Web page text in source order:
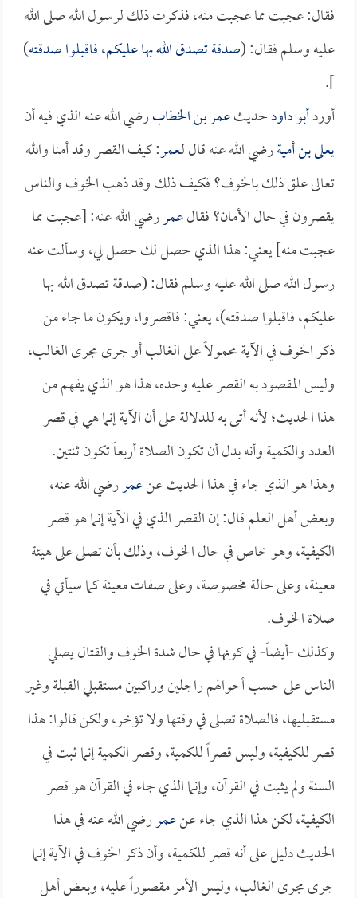
فقال: عجبت مما عجبت منه، فذكرت ذلك لرسول الله صلى الله
عليه وسلم فقال: (صدقة تصدق الله بها عليكم، فاقبلوا صدقته)
].
أوردأبو داودحديثعمر بن الخطابرضي الله عنه الذي فيه أن
يعلى بن أميةرضي الله عنه قال لـعمر: كيف القصر وقد أمنا والله
تعالى علق ذلك بالخوف؟ فكيف ذلك وقد ذهب الخوف والناس
يقصرون في حال الأمان؟ فقالعمررضي الله عنه: [عجبت مما
عجبت منه] يعني: هذا الذي حصل لك حصل لي، وسألت عنه
رسول الله صلى الله عليه وسلم فقال: (صدقة تصدق الله بها
عليكم، فاقبلوا صدقته)، يعني: فاقصروا، ويكون ما جاء من
ذكر الخوف في الآية محمولاً على الغالب أو جرى مجرى الغالب،
وليس المقصود به القصر عليه وحده، هذا هو الذي يفهم من
هذا الحديث؛ لأنه أتى به للدلالة على أن الآية إنما هي في قصر
العدد والكمية وأنه بدل أن تكون الصلاة أربعاً تكون ثنتين.
وهذا هو الذي جاء في هذا الحديث عنعمررضي الله عنه،
وبعض أهل العلم قال: إن القصر الذي في الآية إنما هو قصر
الكيفية، وهو خاص في حال الخوف، وذلك بأن تصلى على هيئة
معينة، وعلى حالة مخصوصة، وعلى صفات معينة كما سيأتي في
صلاة الخوف.
وكذلك -أيضاً- في كونها في حال شدة الخوف والقتال يصلي
الناس على حسب أحوالهم راجلين وراكبين مستقبلي القبلة وغير
مستقبليها، فالصلاة تصلى في وقتها ولا تؤخر، ولكن قالوا: هذا
قصر للكيفية، وليس قصراً للكمية، وقصر الكمية إنما ثبت في
السنة ولم يثبت في القرآن، وإنما الذي جاء في القرآن هو قصر
الكيفية، لكن هذا الذي جاء عنعمررضي الله عنه في هذا
الحديث دليل على أنه قصر للكمية، وأن ذكر الخوف في الآية إنما
جرى مجرى الغالب، وليس الأمر مقصوراً عليه، وبعض أهل